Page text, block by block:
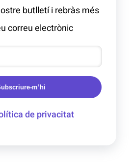
butlletí i rebràs més
correu electrònic
m’hi
de privacitat